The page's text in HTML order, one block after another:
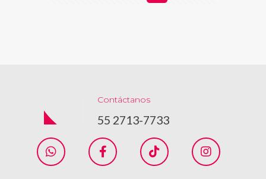
Contáctanos
55 2713-7733